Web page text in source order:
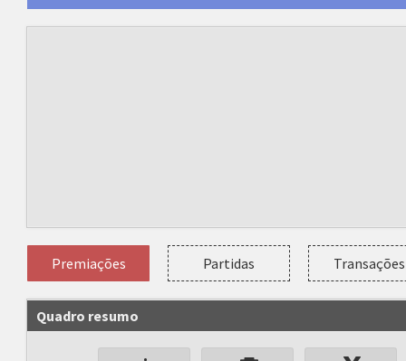
Premiações Partidas Transações
Quadro resumo